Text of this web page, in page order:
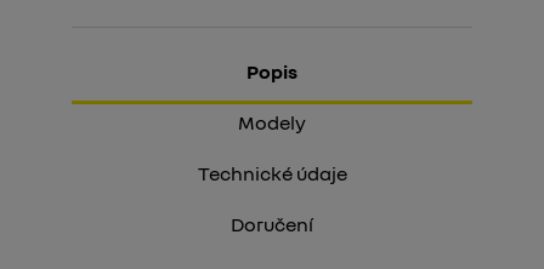
Popis
Modely
Technické údaje
Doručení